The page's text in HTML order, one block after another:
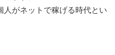
人がネットで稼げる時代とい